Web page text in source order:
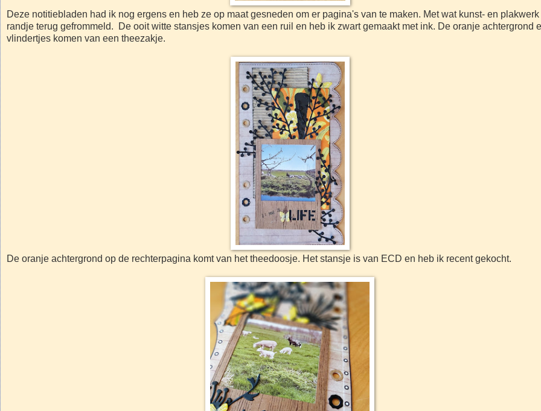
Deze notitiebladen had ik nog ergens en heb ze op maat gesneden om er pagina's van te maken. Met wat kunst- en
randje terug gefrommeld. De ooit witte stansjes komen van een ruil en heb ik zwart gemaakt met ink. De oranje achtergrond
vlindertjes komen van een theezakje.
De oranje achtergrond op de rechterpagina komt van het theedoosje. Het stansje is van ECD en heb ik recent gekocht.